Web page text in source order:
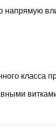
напрямую
класса